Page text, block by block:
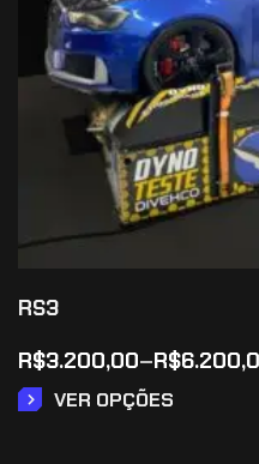
RS3
R$3.200,00–R$
VER OPÇÕES